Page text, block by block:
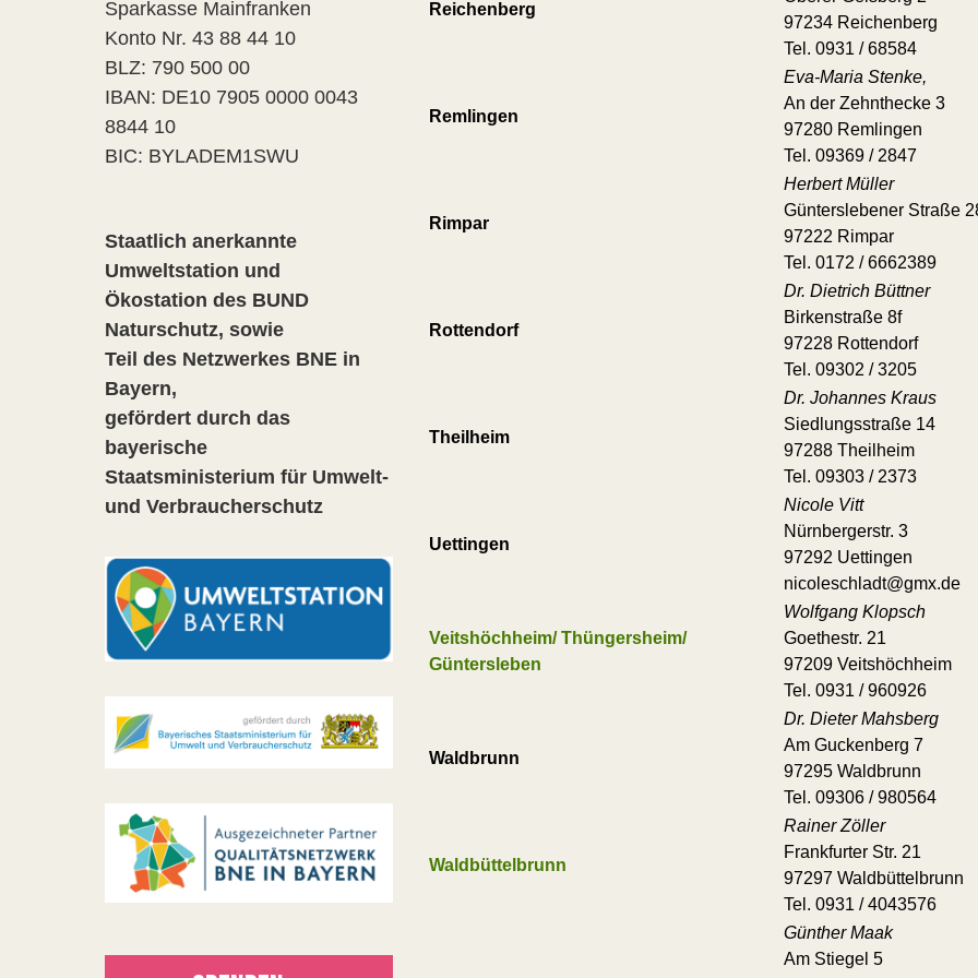
Reichenberg
97234 Reichenberg
Tel. 0931 / 68584
Remlingen
Eva-Maria Stenke,
An der Zehnthecke 3
97280 Remlingen
Tel. 09369 / 2847
Rimpar
Herbert Müller
Günterslebener Straße
97222 Rimpar
Tel. 0172 / 6662389
Rottendorf
Dr. Dietrich Büttner
Birkenstraße 8f
97228 Rottendorf
Tel. 09302 / 3205
Theilheim
Dr. Johannes Kraus
Siedlungsstraße 14
97288 Theilheim
Tel. 09303 / 2373
Uettingen
Nicole Vitt
Nürnbergerstr. 3
97292 Uettingen
nicoleschladt@gmx.de
Veitshöchheim/ Thüngersheim/
Güntersleben
Wolfgang Klopsch
Goethestr. 21
97209 Veitshöchheim
Tel. 0931 / 960926
Waldbrunn
Dr. Dieter Mahsberg
Am Guckenberg 7
97295 Waldbrunn
Tel. 09306 / 980564
Waldbüttelbrunn
Rainer Zöller
Frankfurter Str. 21
97297 Waldbüttelbrunn
Tel. 0931 / 4043576
Günther Maak
Am Stiegel 5
Sparkasse Mainfranken
Konto Nr. 43 88 44 10
BLZ: 790 500 00
IBAN: DE10 7905 0000 0043
8844 10
BIC: BYLADEM1SWU
Staatlich anerkannte
Umweltstation und
Ökostation des BUND
Naturschutz, sowie
Teil des Netzwerkes BNE in
Bayern,
gefördert durch das
bayerische
Staatsministerium für Umwelt-
und Verbraucherschutz